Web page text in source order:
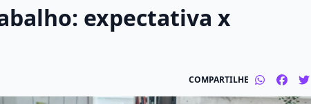
expectativa x
COMPARTILHE